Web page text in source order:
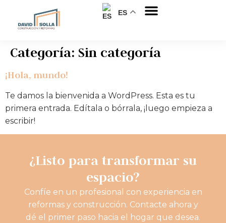
ES
Categoría: Sin categoría
¡Hola, mundo!
Te damos la bienvenida a WordPress. Esta es tu
primera entrada. Edítala o bórrala, ¡luego empieza a
escribir!
¿Listo para transformar su
espacio?
Confíe en un profesional con experiencia en
reformas y construcción. Contacte ahora y
dé el primer paso hacia el hogar que desea.